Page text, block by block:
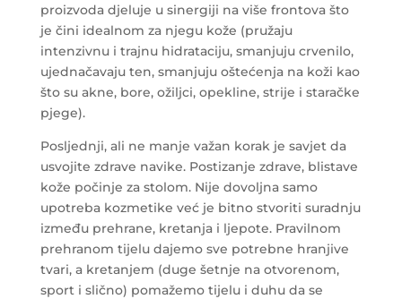
proizvoda djeluje u sinergiji na više frontova što
je čini idealnom za njegu kože (pružaju
intenzivnu i trajnu hidrataciju, smanjuju crvenilo,
ujednačavaju ten, smanjuju oštećenja na koži kao
što su akne, bore, ožiljci, opekline, strije i staračke
pjege).
Posljednji, ali ne manje važan korak je savjet da
usvojite zdrave navike. Postizanje zdrave, blistave
kože počinje za stolom. Nije dovoljna samo
upotreba kozmetike već je bitno stvoriti suradnju
između prehrane, kretanja i ljepote. Pravilnom
prehranom tijelu dajemo sve potrebne hranjive
tvari, a kretanjem (duge šetnje na otvorenom,
sport i slično) pomažemo tijelu i duhu da se